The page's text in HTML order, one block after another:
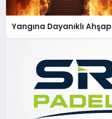
Yangına Dayanıklı